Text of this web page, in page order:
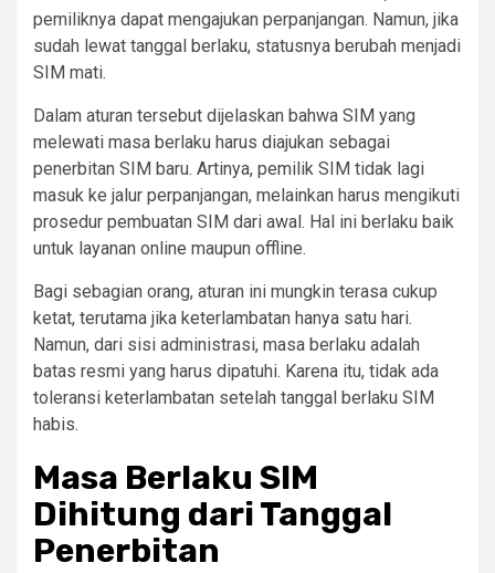
pemiliknya dapat mengajukan perpanjangan. Namun, jika
sudah lewat tanggal berlaku, statusnya berubah menjadi
SIM mati.
Dalam aturan tersebut dijelaskan bahwa SIM yang
melewati masa berlaku harus diajukan sebagai
penerbitan SIM baru. Artinya, pemilik SIM tidak lagi
masuk ke jalur perpanjangan, melainkan harus mengikuti
prosedur pembuatan SIM dari awal. Hal ini berlaku baik
untuk layanan online maupun offline.
Bagi sebagian orang, aturan ini mungkin terasa cukup
ketat, terutama jika keterlambatan hanya satu hari.
Namun, dari sisi administrasi, masa berlaku adalah
batas resmi yang harus dipatuhi. Karena itu, tidak ada
toleransi keterlambatan setelah tanggal berlaku SIM
habis.
Masa Berlaku SIM
Dihitung dari Tanggal
Penerbitan